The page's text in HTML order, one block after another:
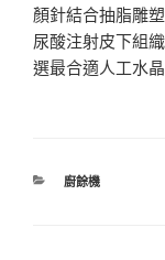
顏針結合抽脂雕
尿酸注射皮下組
選最合適人工水
分
廚餘機